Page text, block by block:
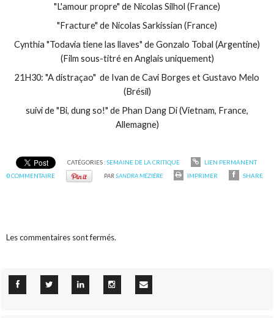
"L'amour propre" de Nicolas Silhol (France)
"Fracture" de Nicolas Sarkissian (France)
Cynthia "Todavia tiene las llaves" de Gonzalo Tobal (Argentine)
(Film sous-titré en Anglais uniquement)
21H30: "A distraçao" de Ivan de Cavi Borges et Gustavo Melo
(Brésil)
suivi de "Bi, dung so!" de Phan Dang Di (Vietnam, France,
Allemagne)
CATÉGORIES :SEMAINE DE LA CRITIQUE
LIEN PERMANENT
0COMMENTAIRE PARSANDRA MÉZIÈRE IMPRIMER SHARE
Les commentaires sont fermés.